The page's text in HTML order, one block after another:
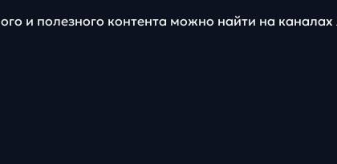
и полезного контента можно найти на каналах